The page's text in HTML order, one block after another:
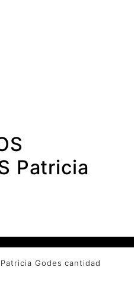
Patricia
Patricia Godes cantidad